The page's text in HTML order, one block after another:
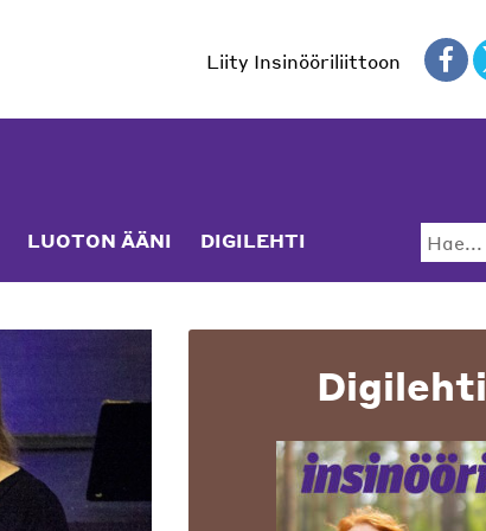
Liity Insinööriliittoon
LUOTON ÄÄNI DIGILEHTI Hae...
Digilehti